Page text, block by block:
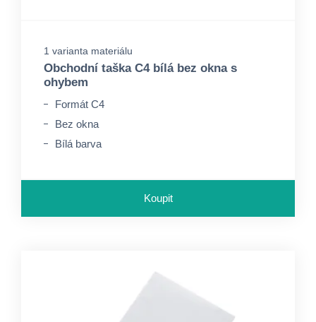
1 varianta materiálu
Obchodní taška C4 bílá bez okna s
ohybem
Formát C4
Bez okna
Bílá barva
Koupit